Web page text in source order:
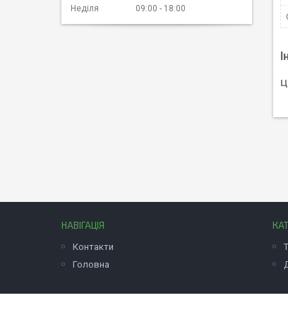
Неділя
09:00 18:00
НАВІГАЦІЯ
Контакти
Головна